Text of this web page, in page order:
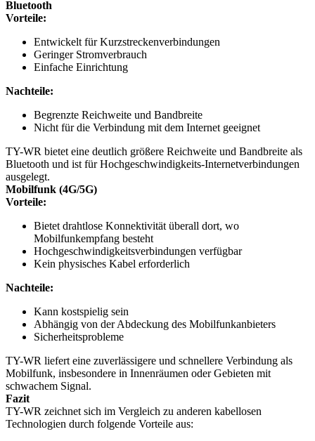
Bluetooth
Vorteile:
Entwickelt für Kurzstreckenverbindungen
Geringer Stromverbrauch
Einfache Einrichtung
Nachteile:
Begrenzte Reichweite und Bandbreite
Nicht für die Verbindung mit dem Internet geeignet
TY-WR bietet eine deutlich größere Reichweite und Bandbreite als
Bluetooth und ist für Hochgeschwindigkeits-Internetverbindungen
ausgelegt.
Mobilfunk (4G/5G)
Vorteile:
Bietet drahtlose Konnektivität überall dort, wo
Mobilfunkempfang besteht
Hochgeschwindigkeitsverbindungen verfügbar
Kein physisches Kabel erforderlich
Nachteile:
Kann kostspielig sein
Abhängig von der Abdeckung des Mobilfunkanbieters
Sicherheitsprobleme
TY-WR liefert eine zuverlässigere und schnellere Verbindung als
Mobilfunk, insbesondere in Innenräumen oder Gebieten mit
schwachem Signal.
Fazit
TY-WR zeichnet sich im Vergleich zu anderen kabellosen
Technologien durch folgende Vorteile aus: